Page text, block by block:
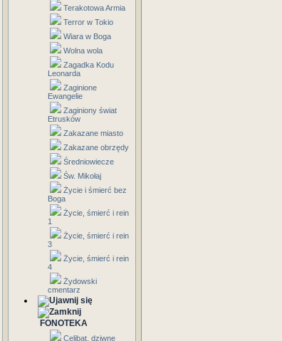
Terakotowa Armia
Terror w Tokio
Wiara w Boga
Wolna wola
Zagadka Kodu
Leonarda
Zaginione
Ewangelie
Zaginiony świat
Etrusków
Zakazane miasto
Zakazane obrzędy
Średniowiecze
Św. Mikołaj
Życie i śmierć bez
Boga
Życie, śmierć i rein
1
Życie, śmierć i rein
3
Życie, śmierć i rein
4
Żydowski
cmentarz
FONOTEKA
Celibat, dziwne